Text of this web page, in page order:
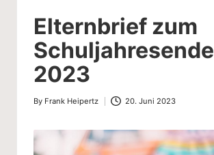
-
H
är
tli
n
g
Elternbrief zum
Schuljahresende
2023
Posted
By Frank Heipertz 20. Juni 2023